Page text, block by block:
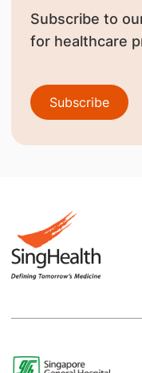
Subscribe to
for healthcare
Subscribe